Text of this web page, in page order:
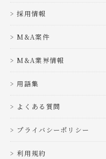
採用情報
M&A案件
M&A業界情報
用語集
よくある質問
プライバシーポリシー
利用規約